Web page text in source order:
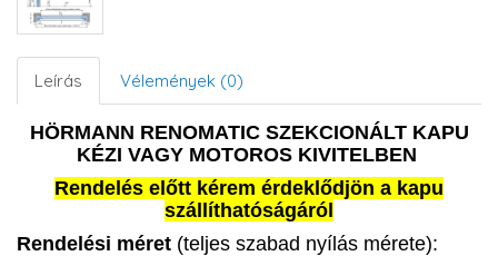
Leírás Vélemények (0)
HÖRMANN RENOMATIC SZEKCIONÁLT KAPU
KÉZI VAGY MOTOROS KIVITELBEN
Rendelés előtt kérem érdeklődjön a kapu
szállíthatóságáról
Rendelési méret (teljes szabad nyílás mérete):